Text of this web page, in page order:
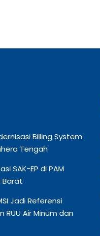
Billing System
Tengah
SAK-EP di PAM
Barat
Jadi Referensi
RUU Air Minum dan